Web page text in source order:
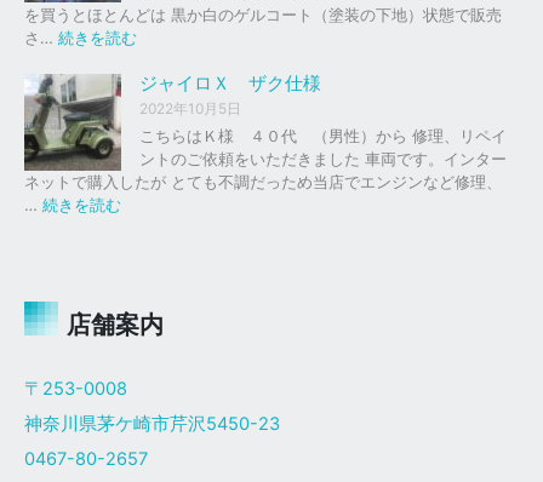
は
ま
し
た
。
ャ
ノ
ピ
ー
ザ
ク
仕
様
を買うとほとんどは 黒か白のゲルコート（塗装の下地）状態で販売
さ… 続きを読む
ア
ボ
ッ
ク
ス
ジャイロＸ ザク仕様
2022年10月5日
こちらはＫ様 ４０代 （男性）から 修理、リペイ
ントのご依頼をいただきました 車両です。インター
ネットで購入したが とても不調だっため当店でエンジンなど修理、
… 続きを読む
Ｘ
ク
様
店舗案内
〒253-0008
神奈川県茅ケ崎市芹沢5450-23
0467-80-2657